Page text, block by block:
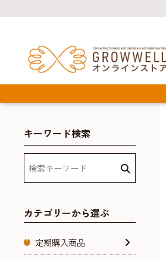
キーワード検索
カテゴリーから選ぶ
定期購入商品